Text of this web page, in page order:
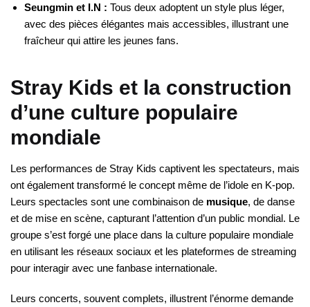
Seungmin et I.N : Tous deux adoptent un style plus léger,
avec des pièces élégantes mais accessibles, illustrant une
fraîcheur qui attire les jeunes fans.
Stray Kids et la construction
d’une culture populaire
mondiale
Les performances de Stray Kids captivent les spectateurs, mais
ont également transformé le concept même de l’idole en K-pop.
Leurs spectacles sont une combinaison de musique, de danse
et de mise en scène, capturant l’attention d’un public mondial. Le
groupe s’est forgé une place dans la culture populaire mondiale
en utilisant les réseaux sociaux et les plateformes de streaming
pour interagir avec une fanbase internationale.
Leurs concerts, souvent complets, illustrent l’énorme demande